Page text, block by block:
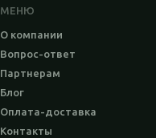
МЕНЮ
О компании
Вопрос-ответ
Партнерам
Блог
Оплата-доставка
Контакты